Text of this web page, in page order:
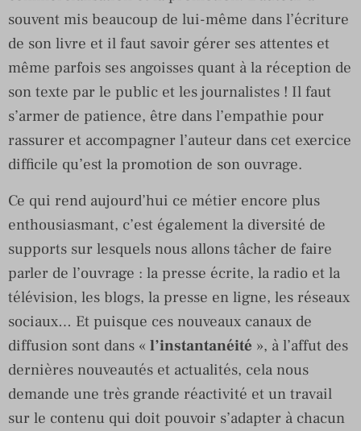
souvent mis beaucoup de lui-même dans l’écriture
de son livre et il faut savoir gérer ses attentes et
même parfois ses angoisses quant à la réception de
son texte par le public et les journalistes ! Il faut
s’armer de patience, être dans l’empathie pour
rassurer et accompagner l’auteur dans cet exercice
difficile qu’est la promotion de son ouvrage.
Ce qui rend aujourd’hui ce métier encore plus
enthousiasmant, c’est également la diversité de
supports sur lesquels nous allons tâcher de faire
parler de l’ouvrage : la presse écrite, la radio et la
télévision, les blogs, la presse en ligne, les réseaux
sociaux… Et puisque ces nouveaux canaux de
diffusion sont dans « l’instantanéité », à l’affut des
dernières nouveautés et actualités, cela nous
demande une très grande réactivité et un travail
sur le contenu qui doit pouvoir s’adapter à chacun